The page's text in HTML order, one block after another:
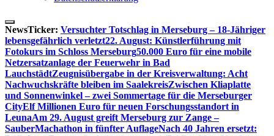
NewsTicker: Versuchter Totschlag in Merseburg – 18-Jähriger
lebensgefährlich verletzt22. August: Künstlerführung mit
Fotokurs im Schloss Merseburg50.000 Euro für eine mobile
Netzersatzanlage der Feuerwehr in Bad
LauchstädtZeugnisübergabe in der Kreisverwaltung: Acht
Nachwuchskräfte bleiben im SaalekreisZwischen Kliaplatte
und Sonnenwinkel – zwei Sommertage für die Merseburger
CityElf Millionen Euro für neuen Forschungsstandort in
LeunaAm 29. August greift Merseburg zur Zange –
SauberMachathon in fünfter AuflageNach 40 Jahren ersetzt: